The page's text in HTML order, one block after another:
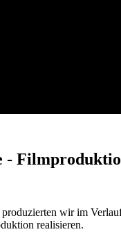
-
produzierten wir im
realisieren.